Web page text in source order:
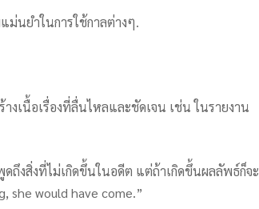
ม่นยำในการใช้กาลต่างๆ.
งเนื้อเรื่องที่ลื่นไหลและชัดเจน เช่น ในรายงาน
ถึงสิ่งที่ไม่เกิดขึ้นในอดีต แต่ถ้าเกิดขึ้นผลลัพธ์ก็จะ
she would have come.”